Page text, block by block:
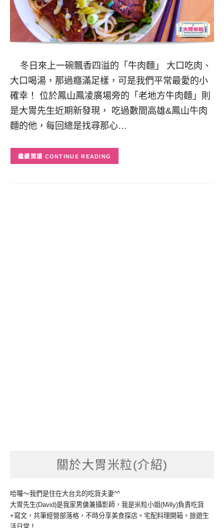
冬日來上一碗飄香四溢的「牛肉麵」 大口吃肉、
大口喝湯，那過癮滿足樣，可是我們平常最愛的小
確幸！ 位於鳳山鳳凌廣場旁的「老地方牛肉麵」則
是大胃先生近期新發現， 吃過數間高雄&鳳山牛肉
麵的他，每回總是找尋那心…
CONTINUE READING
關於大胃米粒(介紹)
哈囉～我們是住在大台北的吃貨夫妻^^
大胃先生(David)是我家男傭兼攝影師，我是米粒小姐(Milly)負責吃貨
+寫文，共筆經營部落格，不時分享美食探店。宅配料理開箱。旅遊生